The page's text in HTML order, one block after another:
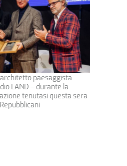
paesaggista
LAND – durante la
tenutasi questa sera